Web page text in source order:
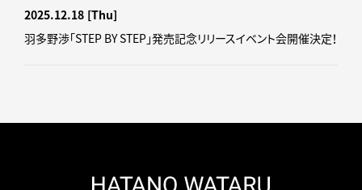
2025.12.18 [Thu]
羽多野渉「STEP BY STEP」発売記念リリースイベント会開催決定！